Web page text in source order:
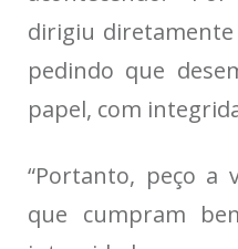
dirigiu diretamente
pedindo que
papel, com
“Portanto, peço a
que cumpram